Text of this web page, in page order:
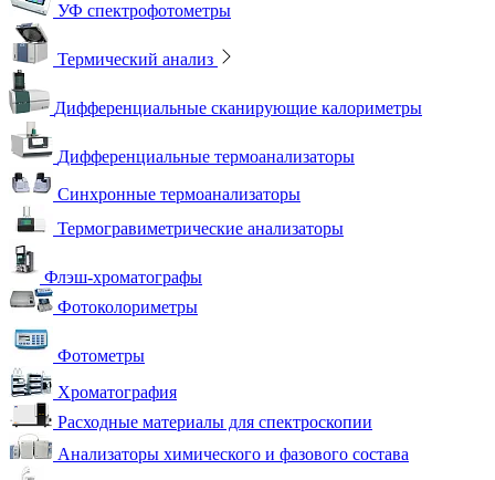
УФ спектрофотометры
Термический анализ
Дифференциальные сканирующие калориметры
Дифференциальные термоанализаторы
Синхронные термоанализаторы
Термогравиметрические анализаторы
Флэш-хроматографы
Фотоколориметры
Фотометры
Хроматография
Расходные материалы для спектроскопии
Анализаторы химического и фазового состава